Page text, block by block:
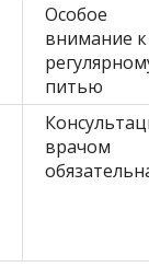
Особое
внимание к
питью
врачом